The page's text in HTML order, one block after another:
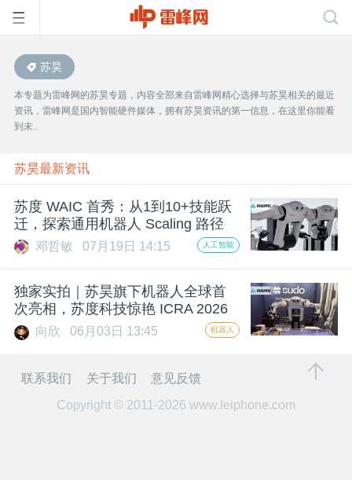
首
页
雷
峰
公
课
苏昊
本专题为雷峰网的苏昊专题，内容全部来自雷峰网精心选择与苏昊相关的最近
资讯，雷峰网是国内智能硬件媒体，拥有苏昊资讯的第一信息，在这里你能看
到未..
苏昊最新资讯
苏度 WAIC 首秀：从1到10+技能跃
迁，探索通用机器人 Scaling 路径
邓哲敏 07月19日 14:15 人工智能
独家实拍｜苏昊旗下机器人全球首
次亮相，苏度科技惊艳 ICRA 2026
向欣 06月03日 13:45 机器人
联系我们 关于我们
意见反馈
Copyright © 2011-2026 www.leiphone.com